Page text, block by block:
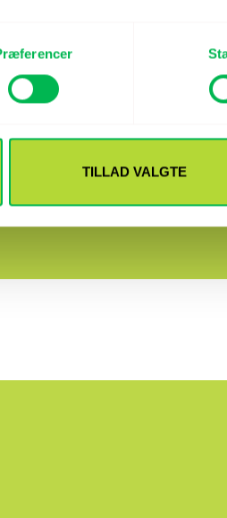
TILLAD VALGTE
uklar kommunikation?